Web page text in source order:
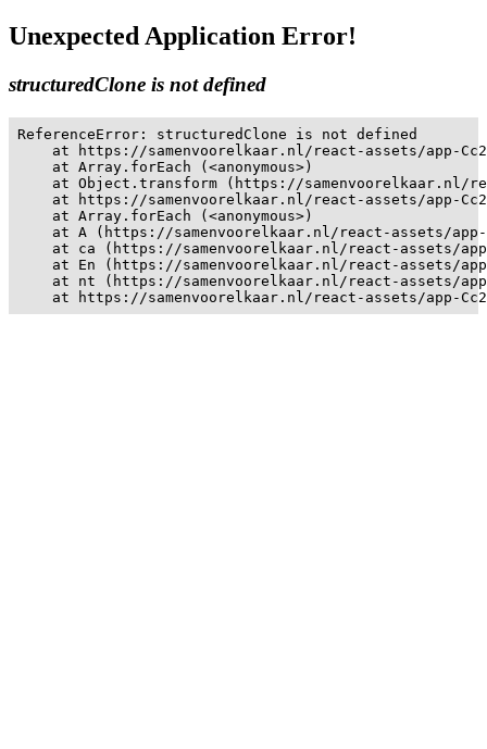
Unexpected Application Error!
structuredClone is not defined
ReferenceError: structuredClone is not defined
at https://samenvoorelkaar.nl/react-assets/app-
    at Array.forEach (<anonymous>)
at Object.transform (https://samenvoorelkaar.nl/
at https://samenvoorelkaar.nl/react-assets/app-
    at Array.forEach (<anonymous>)
at A (https://samenvoorelkaar.nl/react-assets/
at ca (https://samenvoorelkaar.nl/react-assets/
at En (https://samenvoorelkaar.nl/react-assets/
at nt (https://samenvoorelkaar.nl/react-assets/
at https://samenvoorelkaar.nl/react-assets/app-